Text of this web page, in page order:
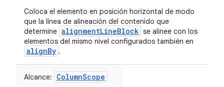
Coloca el elemento en posición horizontal de modo
que la línea de alineación del contenido que
determine alignmentLineBlock se alinee con los
elementos del mismo nivel configurados también en
alignBy .
Alcance: ColumnScope